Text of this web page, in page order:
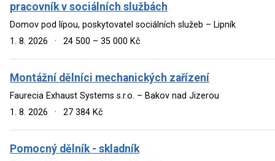
pracovník v sociálních službách
Domov pod lípou, poskytovatel sociálních služeb – Lipník
1. 8. 2026
· 24 500 – 35 000 Kč
Montážní dělníci mechanických zařízení
Faurecia Exhaust Systems s.r.o. – Bakov nad Jizerou
1. 8. 2026
· 27 384 Kč
Pomocný dělník - skladník